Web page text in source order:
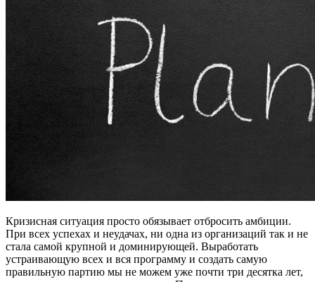
Кризисная ситуация просто обязывает отбросить амбиции.
При всех успехах и неудачах, ни одна из организаций так и не
стала самой крупной и доминирующей. Выработать
устраивающую всех и вся программу и создать самую
правильную партию мы не можем уже почти три десятка лет,